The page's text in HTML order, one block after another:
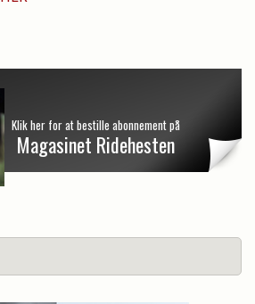
Klik her for at bestille abonnement på
Magasinet Ridehesten